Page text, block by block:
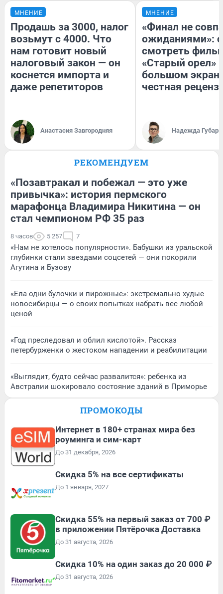
МНЕНИЕ
Продашь за 3000, налог
возьмут с 4000. Что
нам готовит новый
налоговый закон — он
коснется импорта и
даже репетиторов
Анастасия Завгородняя
МНЕНИЕ
«Финал не
ожиданиями»:
смотреть
«Старый орел»
большом
честная
Надежда Губарь
РЕКОМЕНДУЕМ
«Позавтракал и побежал — это уже
привычка»: история пермского
марафонца Владимира Никитина — он
стал чемпионом РФ 35 раз
8 часов 5 257 7
«Нам не хотелось популярности». Бабушки из уральской
глубинки стали звездами соцсетей — они покорили
Агутина и Бузову
«Ела одни булочки и пирожные»: экстремально худые
новосибирцы — о своих попытках набрать вес любой
ценой
«Год преследовал и облил кислотой». Рассказ
петербурженки о жестоком нападении и реабилитации
«Выглядит, будто сейчас развалится»: ребенка из
Австралии шокировало состояние зданий в Приморье
ПРОМОКОДЫ
Интернет в 180+ странах мира без
роуминга и сим-карт
До 31 декабря, 2026
Скидка 5% на все сертификаты
До 1 января, 2027
Скидка 55% на первый заказ от 700 ₽
в приложении Пятёрочка Доставка
До 31 августа, 2026
Скидка 10% на один заказ до 20 000 ₽
До 31 августа, 2026